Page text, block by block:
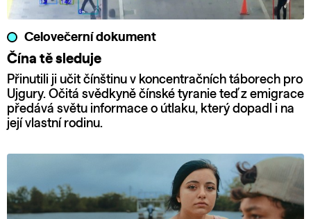
Celovečerní dokument
Čína tě sleduje
Přinutili ji učit čínštinu v koncentračních táborech pro
Ujgury. Očitá svědkyně čínské tyranie teď z emigrace
předává světu informace o útlaku, který dopadl i na
její vlastní rodinu.